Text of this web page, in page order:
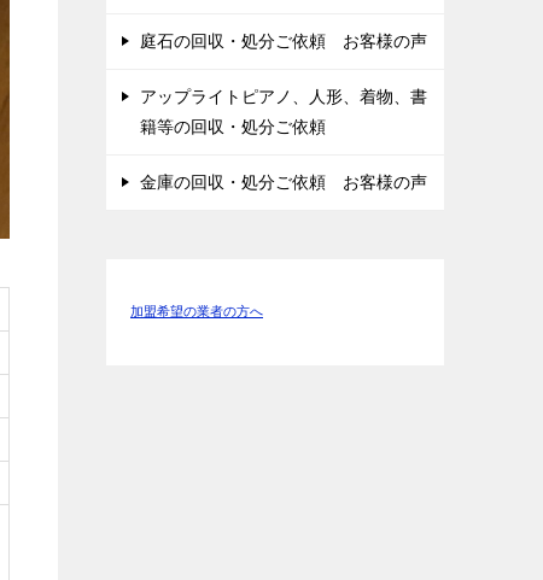
庭石の回収・処分ご依頼 お客様の声
アップライトピアノ、人形、着物、書
籍等の回収・処分ご依頼
金庫の回収・処分ご依頼 お客様の声
加盟希望の業者の方へ